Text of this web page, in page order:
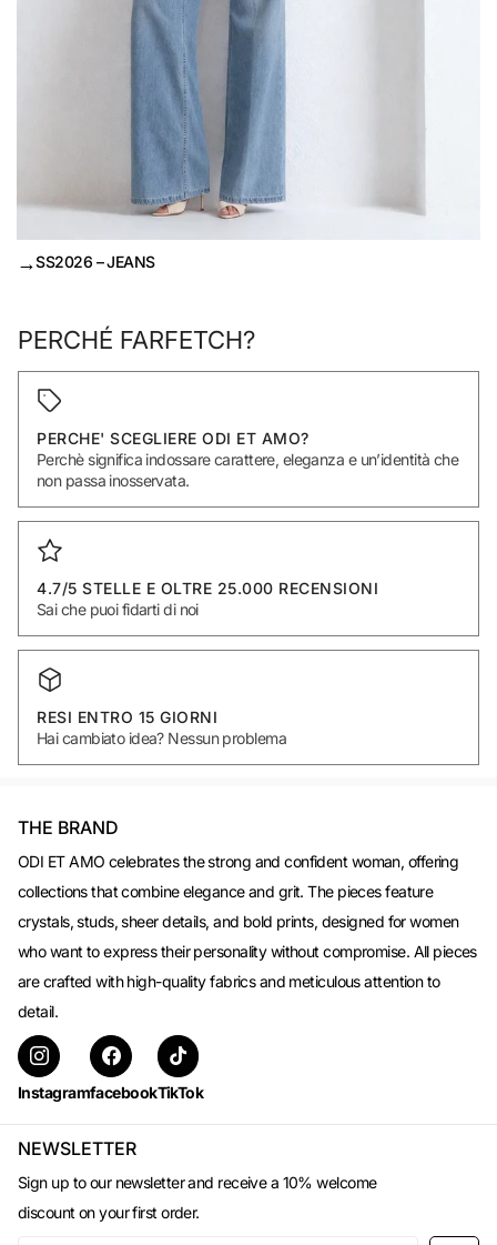
→SS2026 – JEANS
PERCHÉ FARFETCH?
PERCHE' SCEGLIERE ODI ET AMO?
Perchè significa indossare carattere, eleganza e un’identità che
non passa inosservata.
4.7/5 STELLE E OLTRE 25.000 RECENSIONI
Sai che puoi fidarti di noi
RESI ENTRO 15 GIORNI
Hai cambiato idea? Nessun problema
THE BRAND
ODI ET AMO celebrates the strong and confident woman, offering
collections that combine elegance and grit. The pieces feature
crystals, studs, sheer details, and bold prints, designed for women
who want to express their personality without compromise. All pieces
are crafted with high-quality fabrics and meticulous attention to
detail.
InstagramfacebookTikTok
NEWSLETTER
Sign up to our newsletter and receive a 10% welcome
discount on your first order.